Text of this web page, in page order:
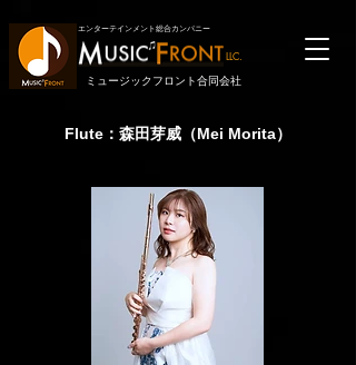
エンターテインメント総合カンパニー
LLC.
ミュージックフロント合同会社
Flute：森田芽威（Mei Morita）